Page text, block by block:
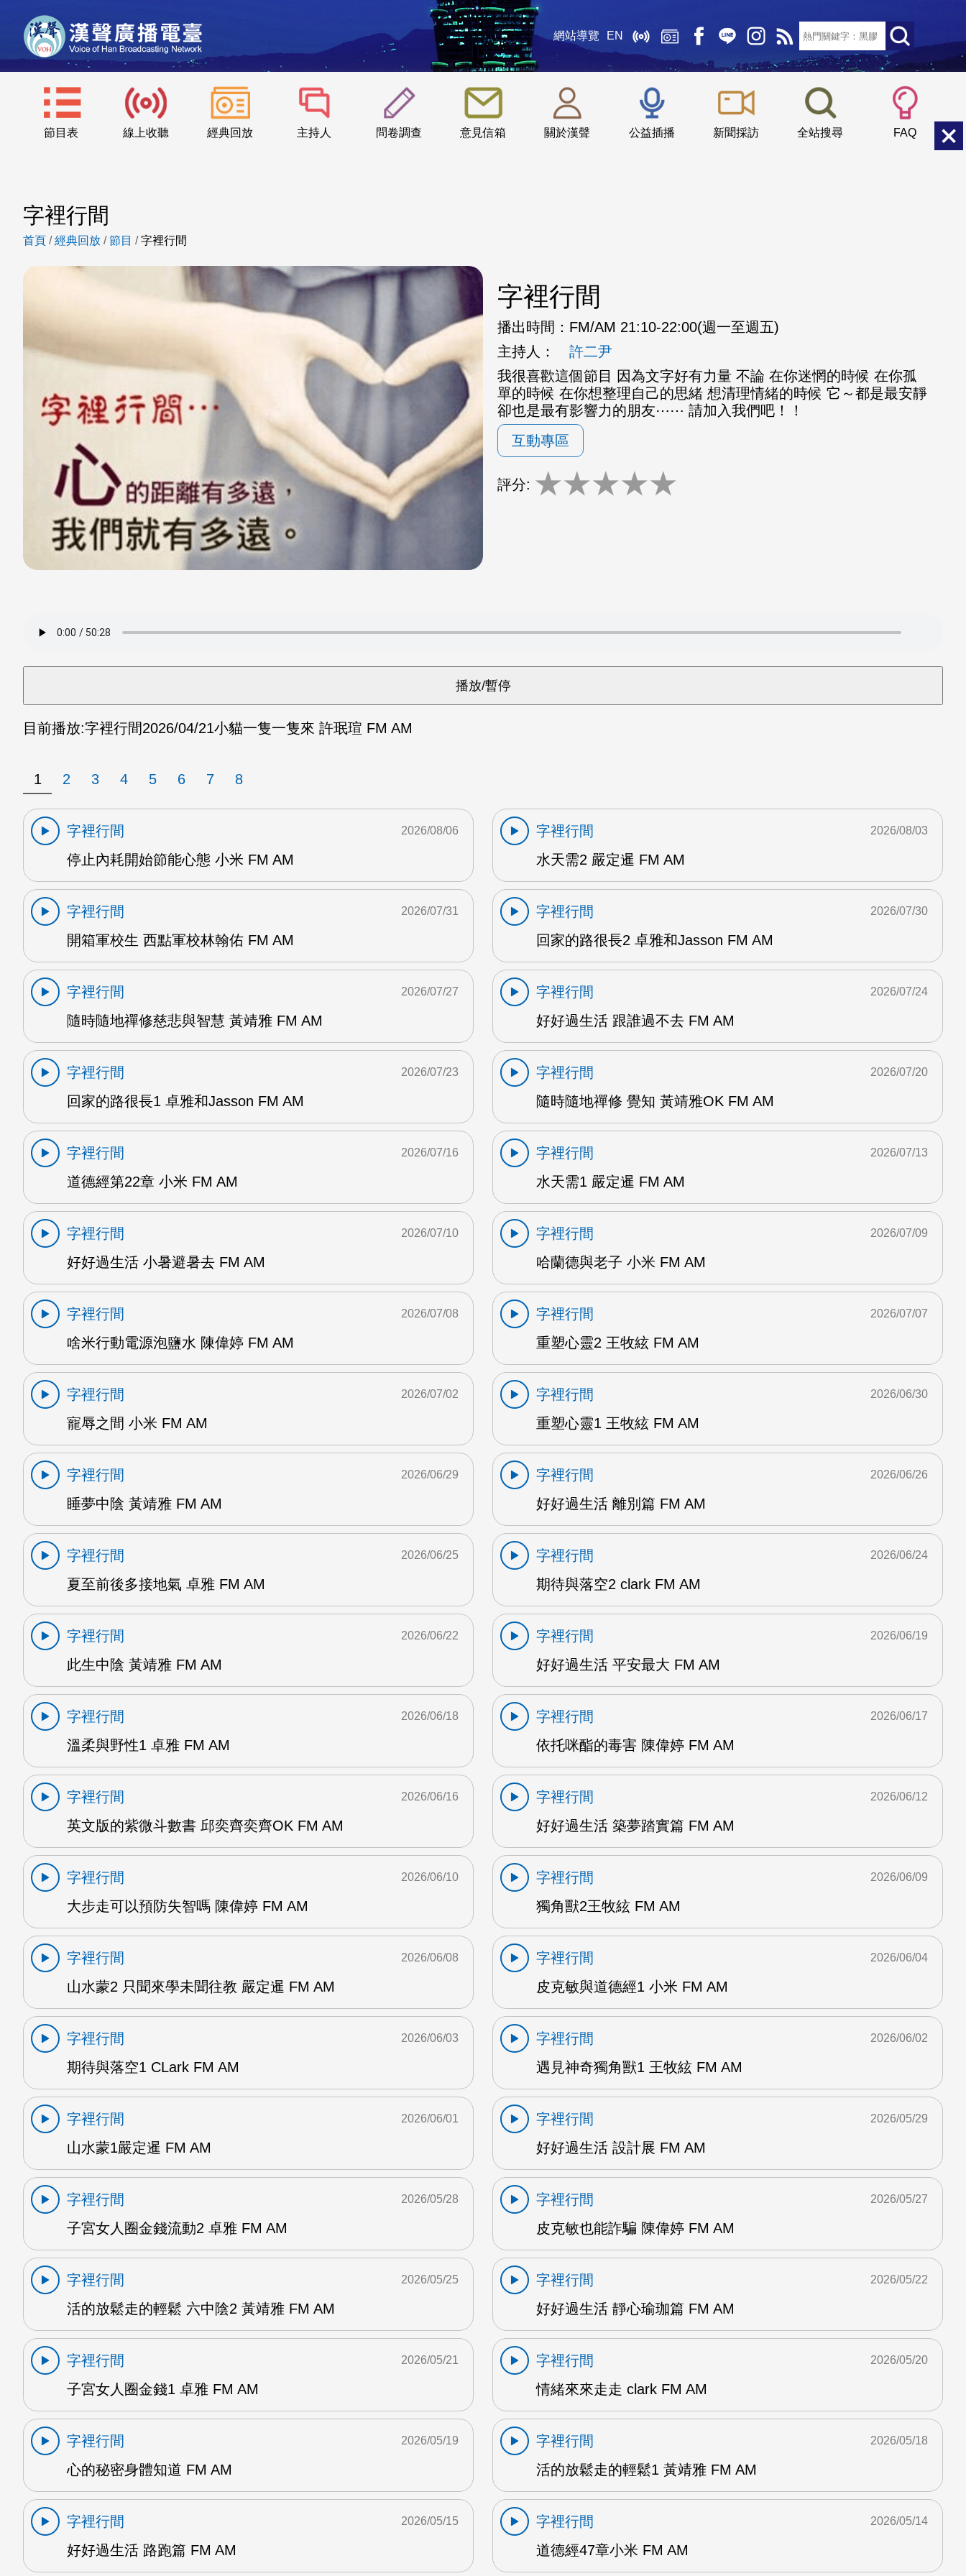
網站導覽 EN
節目表 線上收聽 經典回放 主持人 問卷調查 意見信箱 關於漢聲 公益插播 新聞採訪 全站搜尋 FAQ
::: 小 中
字裡行間
首頁 /經典回放 /節目 /字裡行間
字裡行間
播出時間： FM/AM 21:10-22:00(週一至週五)
主持人：
許二尹
我很喜歡這個節目 因為文字好有力量 不論 在你迷惘的時候 在你孤
單的時候 在你想整理自己的思緒 想清理情緒的時候 它～都是最安靜
卻也是最有影響力的朋友⋯⋯ 請加入我們吧！！
互動專區
評分: ★★★★★
目前播放:字裡行間2026/04/21小貓一隻一隻來 許珉瑄 FM AM
1 2 3 4 5 6 7 8
字裡行間
停止內耗開始節能心態 小米 FM AM
2026/08/06
字裡行間
水天需2 嚴定暹 FM AM
2026/08/03
字裡行間
開箱軍校生 西點軍校林翰佑 FM AM
2026/07/31
字裡行間
回家的路很長2 卓雅和Jasson FM AM
2026/07/30
字裡行間
隨時隨地禪修慈悲與智慧 黃靖雅 FM AM
2026/07/27
字裡行間
好好過生活 跟誰過不去 FM AM
2026/07/24
字裡行間
回家的路很長1 卓雅和Jasson FM AM
2026/07/23
字裡行間
隨時隨地禪修 覺知 黃靖雅OK FM AM
2026/07/20
字裡行間
道德經第22章 小米 FM AM
2026/07/16
字裡行間
水天需1 嚴定暹 FM AM
2026/07/13
字裡行間
好好過生活 小暑避暑去 FM AM
2026/07/10
字裡行間
哈蘭德與老子 小米 FM AM
2026/07/09
字裡行間
啥米行動電源泡鹽水 陳偉婷 FM AM
2026/07/08
字裡行間
重塑心靈2 王牧絃 FM AM
2026/07/07
字裡行間
寵辱之間 小米 FM AM
2026/07/02
字裡行間
重塑心靈1 王牧絃 FM AM
2026/06/30
字裡行間
睡夢中陰 黃靖雅 FM AM
2026/06/29
字裡行間
好好過生活 離別篇 FM AM
2026/06/26
字裡行間
夏至前後多接地氣 卓雅 FM AM
2026/06/25
字裡行間
期待與落空2 clark FM AM
2026/06/24
字裡行間
此生中陰 黃靖雅 FM AM
2026/06/22
字裡行間
好好過生活 平安最大 FM AM
2026/06/19
字裡行間
溫柔與野性1 卓雅 FM AM
2026/06/18
字裡行間
依托咪酯的毒害 陳偉婷 FM AM
2026/06/17
字裡行間
英文版的紫微斗數書 邱奕齊奕齊OK FM AM
2026/06/16
字裡行間
好好過生活 築夢踏實篇 FM AM
2026/06/12
字裡行間
大步走可以預防失智嗎 陳偉婷 FM AM
2026/06/10
字裡行間
獨角獸2王牧絃 FM AM
2026/06/09
字裡行間
山水蒙2 只聞來學未聞往教 嚴定暹 FM AM
2026/06/08
字裡行間
皮克敏與道德經1 小米 FM AM
2026/06/04
字裡行間
期待與落空1 CLark FM AM
2026/06/03
字裡行間
遇見神奇獨角獸1 王牧絃 FM AM
2026/06/02
字裡行間
山水蒙1嚴定暹 FM AM
2026/06/01
字裡行間
好好過生活 設計展 FM AM
2026/05/29
字裡行間
子宮女人圈金錢流動2 卓雅 FM AM
2026/05/28
字裡行間
皮克敏也能詐騙 陳偉婷 FM AM
2026/05/27
字裡行間
活的放鬆走的輕鬆 六中陰2 黃靖雅 FM AM
2026/05/25
字裡行間
好好過生活 靜心瑜珈篇 FM AM
2026/05/22
字裡行間
子宮女人圈金錢1 卓雅 FM AM
2026/05/21
字裡行間
情緒來來走走 clark FM AM
2026/05/20
字裡行間
心的秘密身體知道 FM AM
2026/05/19
字裡行間
活的放鬆走的輕鬆1 黃靖雅 FM AM
2026/05/18
字裡行間
好好過生活 路跑篇 FM AM
2026/05/15
字裡行間
道德經47章小米 FM AM
2026/05/14